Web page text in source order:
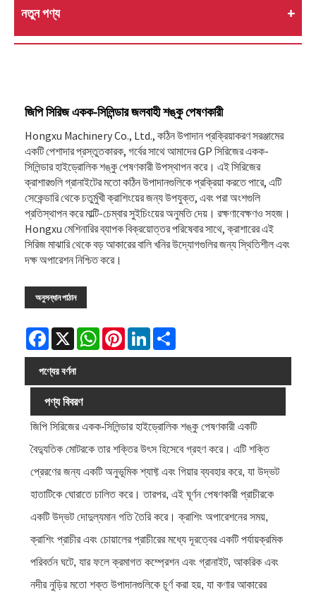
নতুন পণ্য
জিপি সিরিজ একক-সিলিন্ডার জলবাহী শঙ্কু পেষণকারী
Hongxu Machinery Co., Ltd., কঠিন উপাদান প্রক্রিয়াকরণ সরঞ্জামের
একটি পেশাদার প্রস্তুতকারক, গর্বের সাথে আমাদের GP সিরিজের একক-
সিলিন্ডার হাইড্রোলিক শঙ্কু পেষণকারী উপস্থাপন করে। এই সিরিজের
ক্রাশারগুলি গ্রানাইটের মতো কঠিন উপাদানগুলিকে প্রক্রিয়া করতে পারে, এটি
সেকেন্ডারি থেকে চতুর্মুখী ক্রাশিংয়ের জন্য উপযুক্ত, এবং পরা অংশগুলি
প্রতিস্থাপন করে মাল্টি-চেম্বার সুইচিংয়ের অনুমতি দেয়। রক্ষণাবেক্ষণও সহজ।
Hongxu মেশিনারির ব্যাপক বিক্রয়োত্তর পরিষেবার সাথে, ক্রাশারের এই
সিরিজ মাঝারি থেকে বড় আকারের বালি খনির উদ্যোগগুলির জন্য স্থিতিশীল এবং
দক্ষ অপারেশন নিশ্চিত করে।
অনুসন্ধান পাঠান
Facebook
X WhatsAppPinterestLinkedIn
পণ্যের বর্ণনা
পণ্য বিবরণ
জিপি সিরিজের একক-সিলিন্ডার হাইড্রোলিক শঙ্কু পেষণকারী একটি
বৈদ্যুতিক মোটরকে তার শক্তির উৎস হিসেবে গ্রহণ করে। এটি শক্তি
প্রেরণের জন্য একটি অনুভূমিক শ্যাফ্ট এবং গিয়ার ব্যবহার করে, যা উদ্ভট
হাতাটিকে ঘোরাতে চালিত করে। তারপর, এই ঘূর্ণন পেষণকারী প্রাচীরকে
একটি উদ্ভট দোদুল্যমান গতি তৈরি করে। ক্রাশিং অপারেশনের সময়,
ক্রাশিং প্রাচীর এবং চোয়ালের প্রাচীরের মধ্যে দূরত্বের একটি পর্যায়ক্রমিক
পরিবর্তন ঘটে, যার ফলে ক্রমাগত কম্প্রেশন এবং গ্রানাইট, আকরিক এবং
নদীর নুড়ির মতো শক্ত উপাদানগুলিকে চূর্ণ করা হয়, যা কণার আকারের